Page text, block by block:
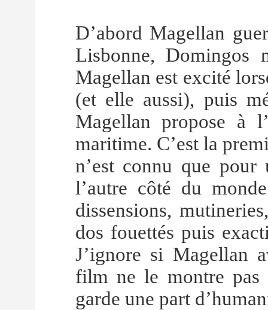
D’abord Magellan
Lisbonne, Domingos
Magellan est excité
(et elle aussi), puis
Magellan propose à
maritime. C’est la
n’est connu que
l’autre côté du
dissensions,
dos fouettés puis
J’ignore si Magellan
film ne le montre pas
garde une part